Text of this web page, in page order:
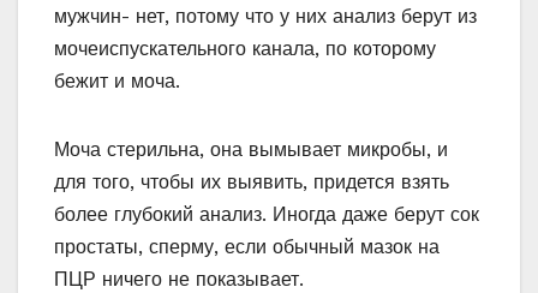
мужчин- нет, потому что у них анализ берут из
мочеиспускательного канала, по которому
бежит и моча.
Моча стерильна, она вымывает микробы, и
для того, чтобы их выявить, придется взять
более глубокий анализ. Иногда даже берут сок
простаты, сперму, если обычный мазок на
ПЦР ничего не показывает.